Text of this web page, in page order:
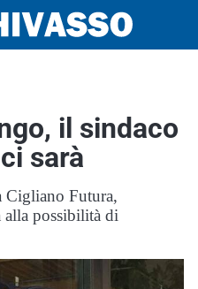
il sindaco
sarà
Cigliano Futura,
possibilità di